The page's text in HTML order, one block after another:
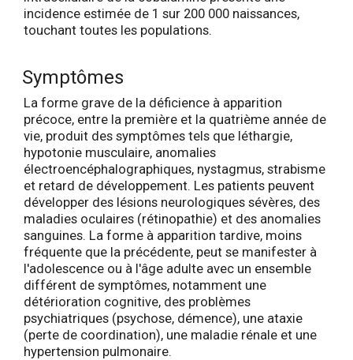
incidence estimée de 1 sur 200 000 naissances,
touchant toutes les populations.
Symptômes
La forme grave de la déficience à apparition
précoce, entre la première et la quatrième année de
vie, produit des symptômes tels que léthargie,
hypotonie musculaire, anomalies
électroencéphalographiques, nystagmus, strabisme
et retard de développement. Les patients peuvent
développer des lésions neurologiques sévères, des
maladies oculaires (rétinopathie) et des anomalies
sanguines. La forme à apparition tardive, moins
fréquente que la précédente, peut se manifester à
l'adolescence ou à l'âge adulte avec un ensemble
différent de symptômes, notamment une
détérioration cognitive, des problèmes
psychiatriques (psychose, démence), une ataxie
(perte de coordination), une maladie rénale et une
hypertension pulmonaire.